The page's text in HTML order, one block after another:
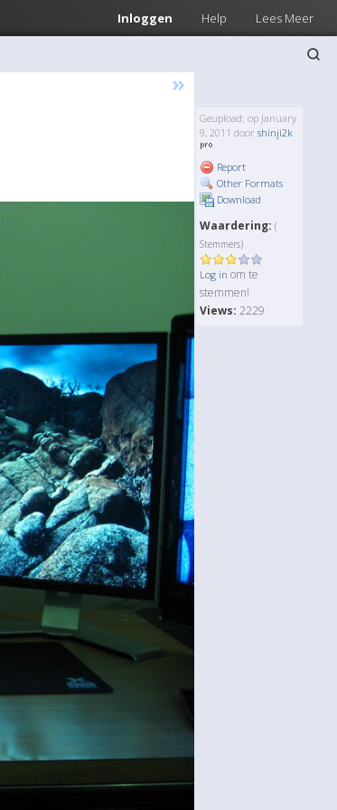
Inloggen Help Lees Meer
»
Geupload: op January
9, 2011 door shinji2k
Report
Other Formats
Download
Waardering: (
Stemmers)
Log in om te
stemmen!
Views: 2229